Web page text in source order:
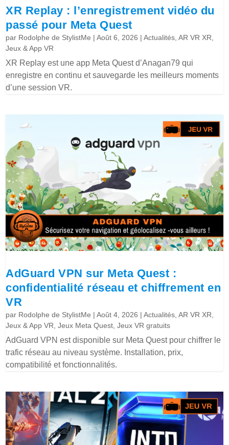
XR Replay : l’enregistrement vidéo du
passé pour Meta Quest
par Rodolphe de StylistMe |Août 6, 2026 |Actualités ,AR VR XR
Jeux & App VR
XR Replay est une app Meta Quest d’Anagan79 qui
enregistre en continu et sauvegarde les meilleurs moments
d’une session VR.
AdGuard VPN sur Meta Quest :
confidentialité réseau et chiffrement en
VR
par Rodolphe de StylistMe |Août 4, 2026 |Actualités ,AR VR XR
Jeux & App VR ,Jeux Meta Quest ,Jeux VR gratuits
AdGuard VPN est disponible sur Meta Quest pour chiffrer le
trafic réseau au niveau système. Installation, prix,
compatibilité et fonctionnalités.